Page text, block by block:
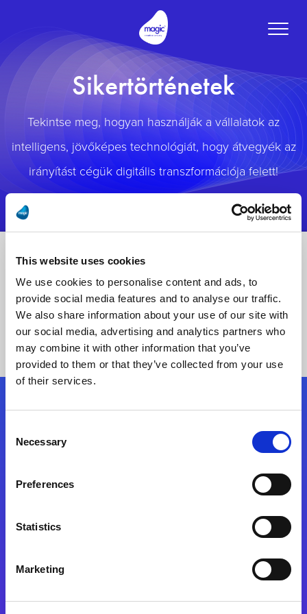
This website uses cookies
We use cookies to personalise content and ads, to
provide social media features and to analyse our traffic.
We also share information about your use of our site with
our social media, advertising and analytics partners who
may combine it with other information that you’ve
provided to them or that they’ve collected from your use
of their services.
Selection
Necessary
Preferences
Statistics
Marketing
Toggle
Sikertörténetek
Tekintse meg, hogyan használják a vállalatok az
intelligens, jövőképes technológiát, hogy átvegyék az
irányítást cégük digitális transzformációja felett!
Kövessen minket!